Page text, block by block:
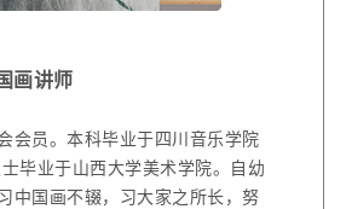
画讲师
会员。本科毕业于四川音乐学院
毕业于山西大学美术学院。自幼
中国画不辍，习大家之所长，努